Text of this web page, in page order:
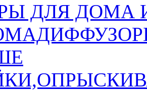
ДЛЯ ДОМА